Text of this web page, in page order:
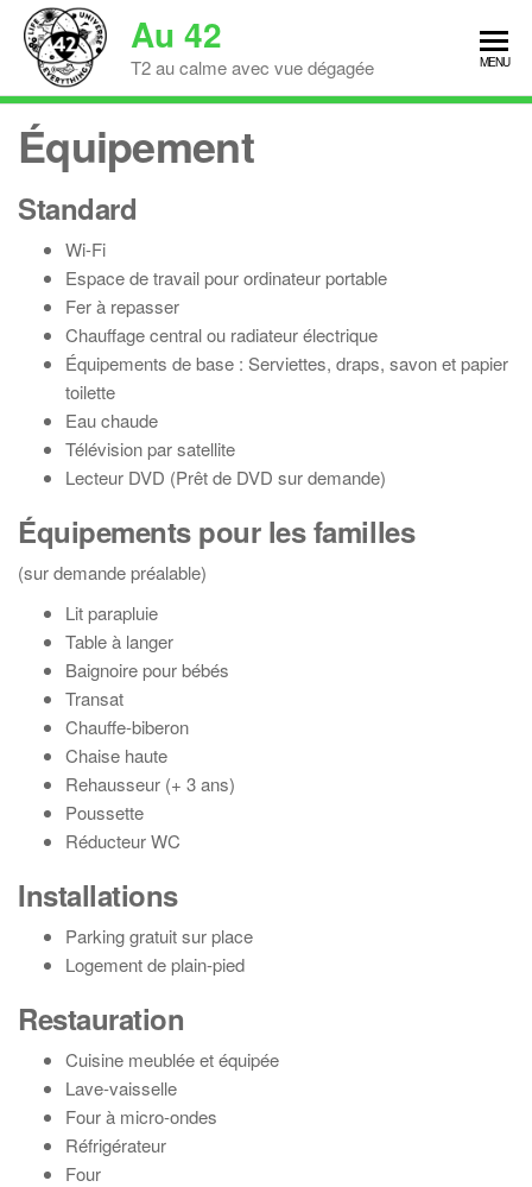
Skip
content
Au 42
T2 au calme avec vue dégagée MENU
Équipement
Standard
Wi-Fi
Espace de travail pour ordinateur portable
Fer à repasser
Chauffage central ou radiateur électrique
Équipements de base : Serviettes, draps, savon et papier
toilette
Eau chaude
Télévision par satellite
Lecteur DVD (Prêt de DVD sur demande)
Équipements pour les familles
(sur demande préalable)
Lit parapluie
Table à langer
Baignoire pour bébés
Transat
Chauffe-biberon
Chaise haute
Rehausseur (+ 3 ans)
Poussette
Réducteur WC
Installations
Parking gratuit sur place
Logement de plain-pied
Restauration
Cuisine meublée et équipée
Lave-vaisselle
Four à micro-ondes
Réfrigérateur
Four